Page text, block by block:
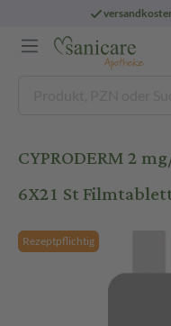
CYPRODERM 2
6X21 St
Rezeptpflichtig